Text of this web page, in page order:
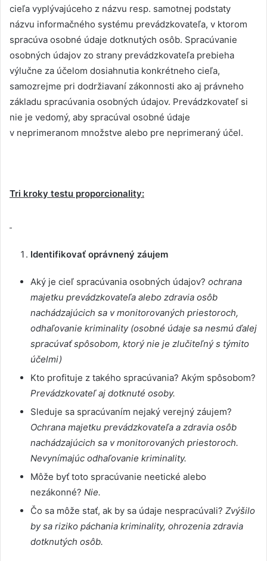
cieľa vyplývajúceho z názvu resp. samotnej podstaty
názvu informačného systému prevádzkovateľa, v ktorom
spracúva osobné údaje dotknutých osôb. Spracúvanie
osobných údajov zo strany prevádzkovateľa prebieha
výlučne za účelom dosiahnutia konkrétneho cieľa,
samozrejme pri dodržiavaní zákonnosti ako aj právneho
základu spracúvania osobných údajov. Prevádzkovateľ si
nie je vedomý, aby spracúval osobné údaje
v neprimeranom množstve alebo pre neprimeraný účel.
Tri kroky testu proporcionality:
Identifikovať oprávnený záujem
Aký je cieľ spracúvania osobných údajov? ochrana
majetku prevádzkovateľa alebo zdravia osôb
nachádzajúcich sa v monitorovaných priestoroch,
odhaľovanie kriminality (osobné údaje sa nesmú ďalej
spracúvať spôsobom, ktorý nie je zlučiteľný s týmito
účelmi)
Kto profituje z takého spracúvania? Akým spôsobom?
Prevádzkovateľ aj dotknuté osoby.
Sleduje sa spracúvaním nejaký verejný záujem?
Ochrana majetku prevádzkovateľa a zdravia osôb
nachádzajúcich sa v monitorovaných priestoroch.
Nevynímajúc odhaľovanie kriminality.
Môže byť toto spracúvanie neetické alebo
nezákonné? Nie.
Čo sa môže stať, ak by sa údaje nespracúvali? Zvýšilo
by sa riziko páchania kriminality, ohrozenia zdravia
dotknutých osôb.